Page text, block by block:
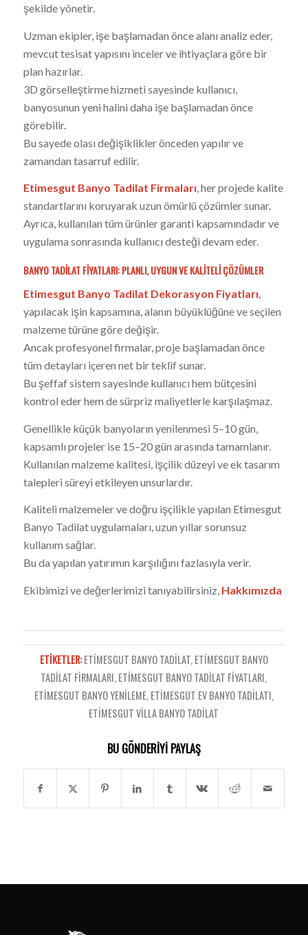
şekilde yönetir.
Uzman ekipler, işe başlamadan önce alanı analiz eder,
mevcut tesisat yapısını inceler ve ihtiyaçlara göre bir
plan hazırlar.
3D görselleştirme hizmeti sayesinde kullanıcı,
banyosunun yeni halini daha işe başlamadan önce
görebilir.
Bu sayede olası değişiklikler önceden yapılır ve
zamandan tasarruf edilir.
Etimesgut Banyo Tadilat Firmaları, her projede kalite
standartlarını koruyarak uzun ömürlü çözümler sunar.
Ayrıca, kullanılan tüm ürünler garanti kapsamındadır ve
uygulama sonrasında kullanıcı desteği devam eder.
BANYO TADILAT FIYATLARI: PLANLI, UYGUN VE KALITELI ÇÖZÜMLER
Etimesgut Banyo Tadilat Dekorasyon Fiyatları,
yapılacak işin kapsamına, alanın büyüklüğüne ve seçilen
malzeme türüne göre değişir.
Ancak profesyonel firmalar, proje başlamadan önce
tüm detayları içeren net bir teklif sunar.
Bu şeffaf sistem sayesinde kullanıcı hem bütçesini
kontrol eder hem de sürpriz maliyetlerle karşılaşmaz.
Genellikle küçük banyoların yenilenmesi 5–10 gün,
kapsamlı projeler ise 15–20 gün arasında tamamlanır.
Kullanılan malzeme kalitesi, işçilik düzeyi ve ek tasarım
talepleri süreyi etkileyen unsurlardır.
Kaliteli malzemeler ve doğru işçilikle yapılan Etimesgut
Banyo Tadilat uygulamaları, uzun yıllar sorunsuz
kullanım sağlar.
Bu da yapılan yatırımın karşılığını fazlasıyla verir.
Ekibimizi ve değerlerimizi tanıyabilirsiniz, Hakkımızda
ETIKETLER:ETIMESGUT BANYO TADILAT,ETIMESGUT BANYO
TADILAT FIRMALARI,ETIMESGUT BANYO TADILAT FIYATLARI,
ETIMESGUT BANYO YENILEME,ETIMESGUT EV BANYO TADILATI,
ETIMESGUT VILLA BANYO TADILAT
BU GÖNDERIYI PAYLAŞ